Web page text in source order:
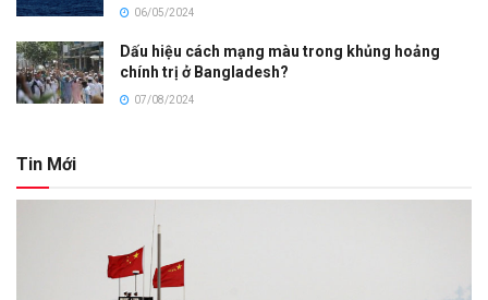
06/05/2024
Dấu hiệu cách mạng màu trong khủng hoảng
chính trị ở Bangladesh?
07/08/2024
Tin Mới